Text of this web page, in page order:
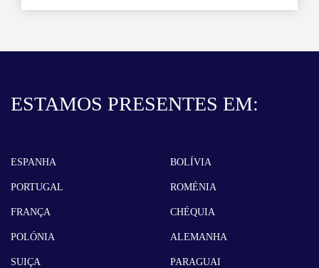
ESTAMOS PRESENTES EM:
ESPANHA
PORTUGAL
FRANÇA
POLÓNIA
SUIÇA
BOLÍVIA
ROMÉNIA
CHÉQUIA
ALEMANHA
PARAGUAI